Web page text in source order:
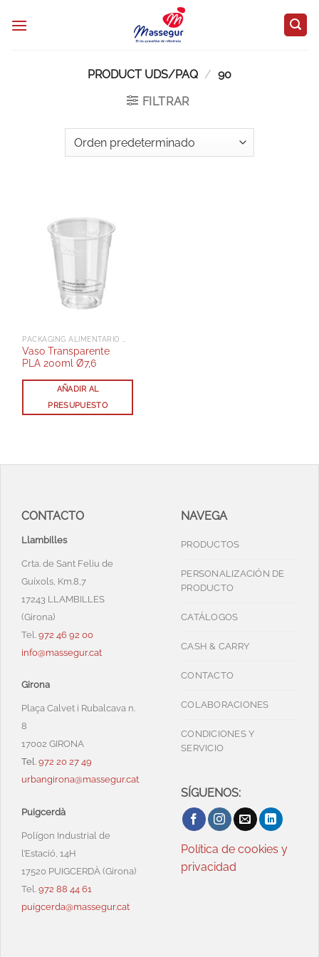
PRODUCT UDS/PAQ / 90
FILTRAR
Vaso Transparente
PLA 200ml Ø7,6
AÑADIR AL
PRESUPUESTO
CONTACTO
Llambilles
Crta. de Sant Feliu de
Guíxols, Km.8,7
17243 LLAMBILLES
(Girona)
Tel. 972 46 92 00
info@massegur.cat
Girona
Plaça Calvet i Rubalcava n.
8
17002 GIRONA
Tel. 972 20 27 49
urbangirona@massegur.cat
Puigcerdà
Polígon Industrial de
l’Estació, 14H
17520 PUIGCERDÀ (Girona)
Tel. 972 88 44 61
puigcerda@massegur.cat
NAVEGA
PRODUCTOS
PERSONALIZACIÓN DE
PRODUCTO
CATÁLOGOS
CASH & CARRY
CONTACTO
COLABORACIONES
CONDICIONES Y
SERVICIO
SÍGUENOS:
Política de cookies y
privacidad